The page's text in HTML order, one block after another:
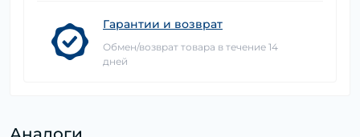
Гарантии и возврат
Обмен/возврат товара в течение 14
дней